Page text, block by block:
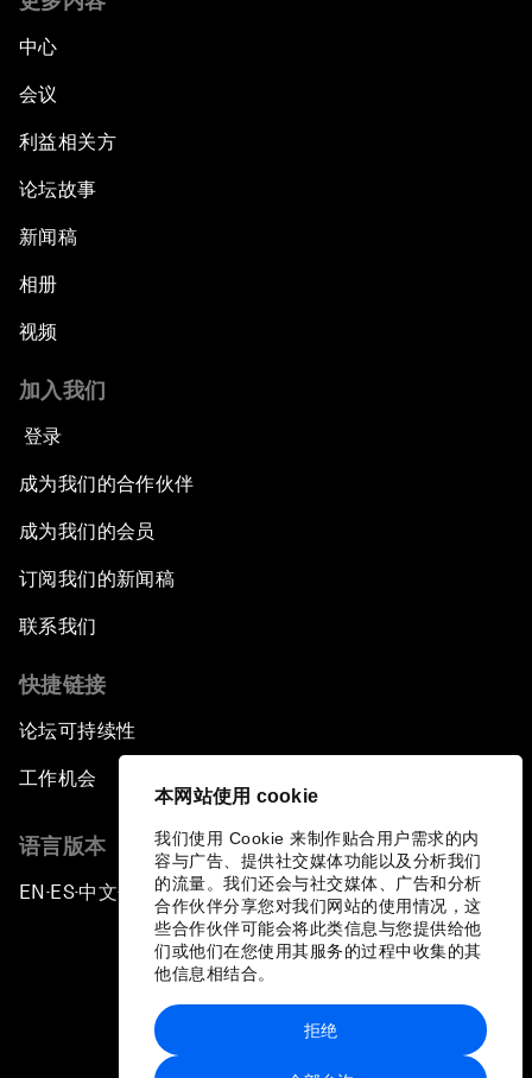
本网站使用 cookie
我们使用 Cookie 来制作贴合用户需求的内
容与广告、提供社交媒体功能以及分析我们
的流量。我们还会与社交媒体、广告和分析
合作伙伴分享您对我们网站的使用情况，这
些合作伙伴可能会将此类信息与您提供给他
们或他们在您使用其服务的过程中收集的其
他信息相结合。
拒绝
中心
会议
利益相关方
论坛故事
新闻稿
相册
视频
加入我们
登录
成为我们的合作伙伴
成为我们的会员
订阅我们的新闻稿
联系我们
快捷链接
论坛可持续性
工作机会
语言版本
EN ▪ES▪中文▪ 日本語